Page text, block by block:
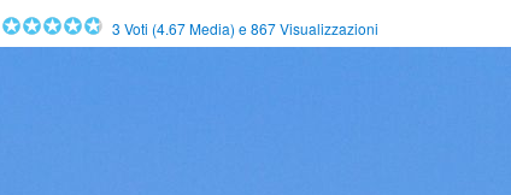
3 Voti (4.67Media) e867Visualizzazioni